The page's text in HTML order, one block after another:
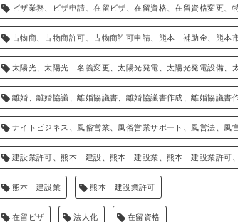
ビザ業務、ビザ申請、在留ビザ、在留資格、在留資格変更、
古物商、古物商許可、古物商許可申請、熊本 補助金、熊本
太陽光、太陽光 名義変更、太陽光発電、太陽光発電設備
離婚、離婚協議、離婚協議書、離婚協議書作成、離婚協議書
ナイトビジネス、風俗営業、風俗営業サポート、風営法、風
建設業許可、熊本 建設、熊本 建設業、熊本 建設業許可、
熊本 建設業 熊本 建設業許可
在留ビザ 法人化 在留資格